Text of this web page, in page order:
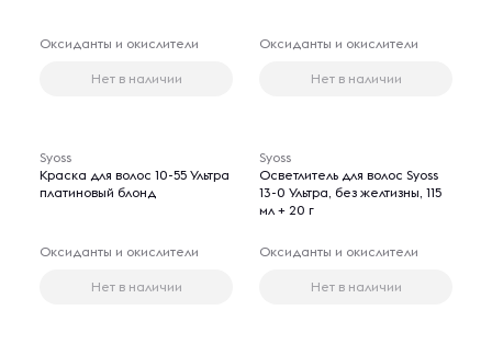
Оксиданты и окислители
Нет в наличии
Оксиданты и окислители
Нет в наличии
Syoss
Краска для волос 10-55 Ультра
платиновый блонд
Оксиданты и окислители
Нет в наличии
Syoss
Осветлитель для волос Syoss
13-0 Ультра, без желтизны, 115
мл + 20 г
Оксиданты и окислители
Нет в наличии